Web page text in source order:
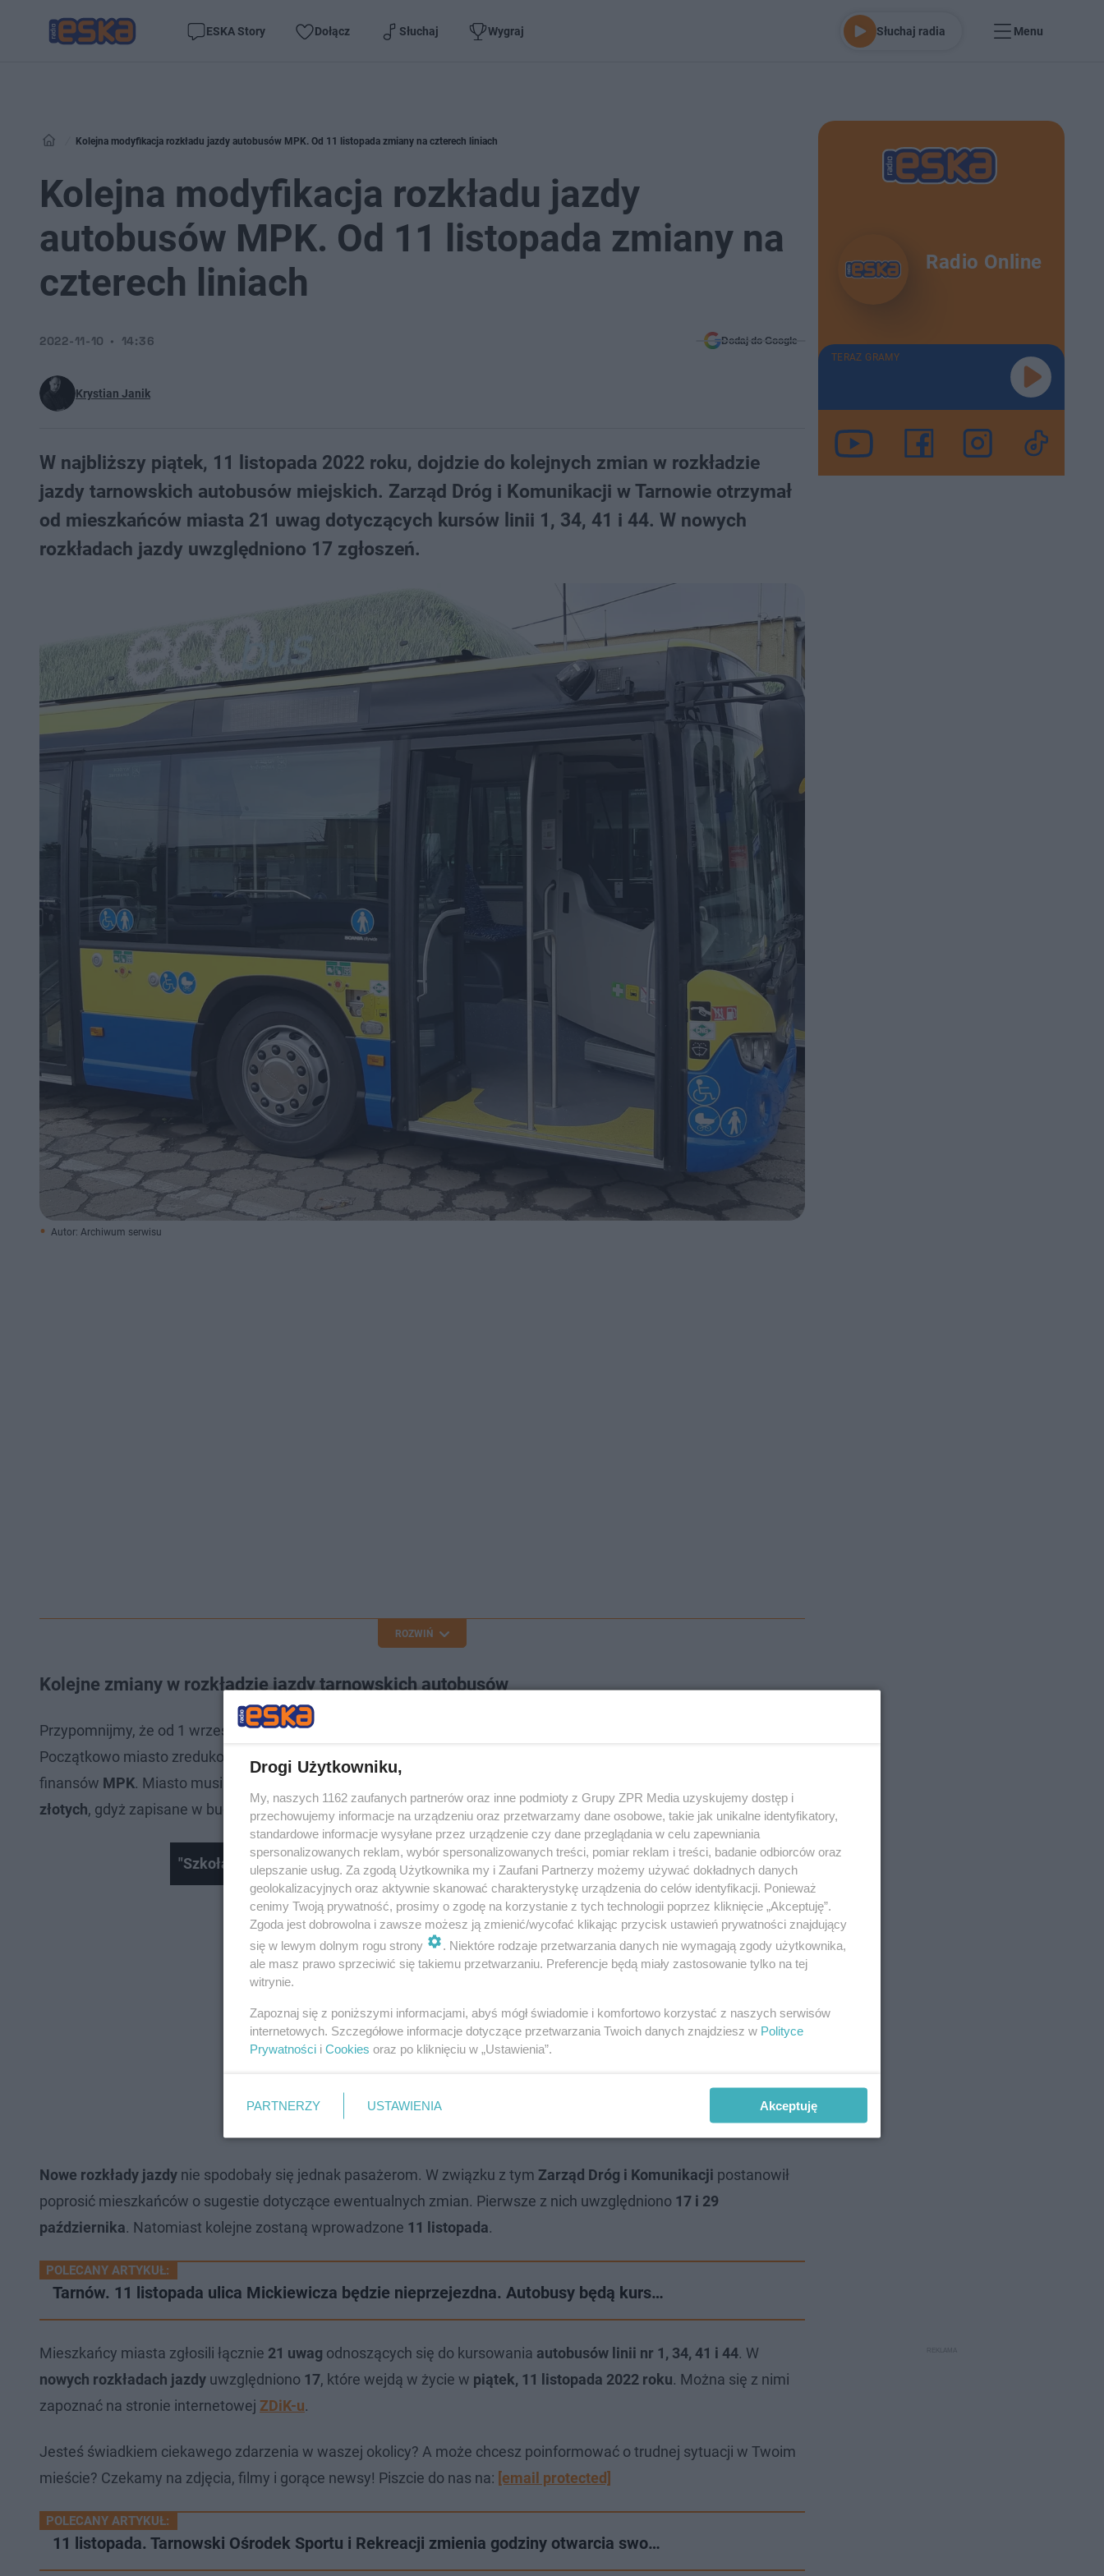
ESKA Story Dołącz Słuchaj Wygraj Słuchaj radia Menu
Kolejna modyfikacja rozkładu jazdy autobusów MPK. Od 11 listopada zmiany na czterech liniach
Kolejna modyfikacja rozkładu jazdy
autobusów MPK. Od 11 listopada zmiany na
czterech liniach
Krystian Janik
2022-11-10 14:36 Dodaj do Google
W najbliższy piątek, 11 listopada 2022 roku, dojdzie do kolejnych zmian w rozkładzie
jazdy tarnowskich autobusów miejskich. Zarząd Dróg i Komunikacji w Tarnowie otrzymał
od mieszkańców miasta 21 uwag dotyczących kursów linii 1, 34, 41 i 44. W nowych
rozkładach jazdy uwzględniono 17 zgłoszeń.
Autor: Archiwum serwisu
ROZWIŃ
Kolejne zmiany w rozkładzie jazdy tarnowskich autobusów
Przypomnijmy, że od 1 września 2022 roku w Tarnowie obowiązują
Początkowo miasto zredukowało liczbę kursów o ponad
finansów MPK. Miasto musiało zwiększyć plan wydatków na
złotych, gdyż zapisane w budżecie 27 milionówna funkcjonowanie spółki okazało się niewystarczająca.
"Szkoła do hymnu" w Szkole Podstawowej nr 3 w Lesznie
Nowe rozkłady jazdy nie spodobały się jednak pasażerom. W związku z tym Zarząd Dróg i Komunikacji postanowił
poprosić mieszkańców o sugestie dotyczące ewentualnych zmian. Pierwsze z nich uwzględniono 17 i 29
października. Natomiast kolejne zostaną wprowadzone 11 listopada.
POLECANY ARTYKUŁ:
Tarnów. 11 listopada ulica Mickiewicza będzie nieprzejezdna. Autobusy będą kurs…
Mieszkańcy miasta zgłosili łącznie 21 uwag odnoszących się do kursowania autobusów linii nr 1, 34, 41 i 44. W
nowych rozkładach jazdy uwzględniono 17, które wejdą w życie w piątek, 11 listopada 2022 roku. Można się z nimi
zapoznać na stronie internetowej ZDiK-u.
Jesteś świadkiem ciekawego zdarzenia w waszej okolicy? A może chcesz poinformować o trudnej sytuacji w Twoim
mieście? Czekamy na zdjęcia, filmy i gorące newsy! Piszcie do nas na: [email protected]
POLECANY ARTYKUŁ:
11 listopada. Tarnowski Ośrodek Sportu i Rekreacji zmienia godziny otwarcia swo…
Radio Online
TERAZ GRAMY
Drogi Użytkowniku,
My, naszych 1162 zaufanych partnerów oraz inne podmioty z Grupy ZPR Media uzyskujemy dostęp i
przechowujemy informacje na urządzeniu oraz przetwarzamy dane osobowe, takie jak unikalne identyfikatory,
standardowe informacje wysyłane przez urządzenie czy dane przeglądania w celu zapewniania
spersonalizowanych reklam, wybór spersonalizowanych treści, pomiar reklam i treści, badanie odbiorców oraz
ulepszanie usług. Za zgodą Użytkownika my i Zaufani Partnerzy możemy używać dokładnych danych
geolokalizacyjnych oraz aktywnie skanować charakterystykę urządzenia do celów identyfikacji. Ponieważ
cenimy Twoją prywatność, prosimy o zgodę na korzystanie z tych technologii poprzez kliknięcie „Akceptuję”.
Zgoda jest dobrowolna i zawsze możesz ją zmienić/wycofać klikając przycisk ustawień prywatności znajdujący
się w lewym dolnym rogu strony
. Niektóre rodzaje przetwarzania danych nie wymagają zgody użytkownika,
ale masz prawo sprzeciwić się takiemu przetwarzaniu. Preferencje będą miały zastosowanie tylko na tej
witrynie.
Zapoznaj się z poniższymi informacjami, abyś mógł świadomie i komfortowo korzystać z naszych serwisów
internetowych. Szczegółowe informacje dotyczące przetwarzania Twoich danych znajdziesz w Polityce
Prywatności i Cookies oraz po kliknięciu w „Ustawienia”.
PARTNERZY USTAWIENIA Akceptuję